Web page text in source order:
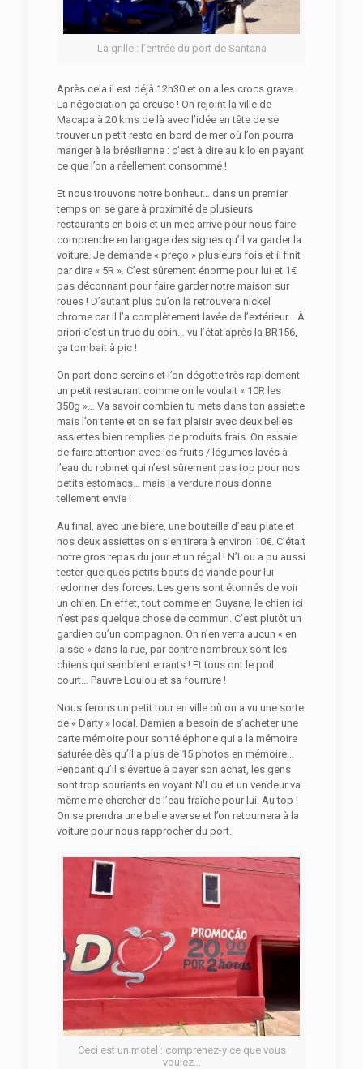
La grille : l’entrée du port de Santana
Après cela il est déjà 12h30 et on a les crocs grave.
La négociation ça creuse ! On rejoint la ville de
Macapa à 20 kms de là avec l’idée en tête de se
trouver un petit resto en bord de mer où l’on pourra
manger à la brésilienne : c’est à dire au kilo en payant
ce que l’on a réellement consommé !
Et nous trouvons notre bonheur… dans un premier
temps on se gare à proximité de plusieurs
restaurants en bois et un mec arrive pour nous faire
comprendre en langage des signes qu’il va garder la
voiture. Je demande « preço » plusieurs fois et il finit
par dire « 5R ». C’est sûrement énorme pour lui et 1€
pas déconnant pour faire garder notre maison sur
roues ! D’autant plus qu’on la retrouvera nickel
chrome car il l’a complètement lavée de l’extérieur… À
priori c’est un truc du coin… vu l’état après la BR156,
ça tombait à pic !
On part donc sereins et l’on dégotte très rapidement
un petit restaurant comme on le voulait « 10R les
350g »… Va savoir combien tu mets dans ton assiette
mais l’on tente et on se fait plaisir avec deux belles
assiettes bien remplies de produits frais. On essaie
de faire attention avec les fruits / légumes lavés à
l’eau du robinet qui n’est sûrement pas top pour nos
petits estomacs… mais la verdure nous donne
tellement envie !
Au final, avec une bière, une bouteille d’eau plate et
nos deux assiettes on s’en tirera à environ 10€. C’était
notre gros repas du jour et un régal ! N’Lou a pu aussi
tester quelques petits bouts de viande pour lui
redonner des forces. Les gens sont étonnés de voir
un chien. En effet, tout comme en Guyane, le chien ici
n’est pas quelque chose de commun. C’est plutôt un
gardien qu’un compagnon. On n’en verra aucun « en
laisse » dans la rue, par contre nombreux sont les
chiens qui semblent errants ! Et tous ont le poil
court… Pauvre Loulou et sa fourrure !
Nous ferons un petit tour en ville où on a vu une sorte
de « Darty » local. Damien a besoin de s’acheter une
carte mémoire pour son téléphone qui a la mémoire
saturée dès qu’il a plus de 15 photos en mémoire…
Pendant qu’il s’évertue à payer son achat, les gens
sont trop souriants en voyant N’Lou et un vendeur va
même me chercher de l’eau fraîche pour lui. Au top !
On se prendra une belle averse et l’on retournera à la
voiture pour nous rapprocher du port.
Ceci est un motel : comprenez-y ce que vous
voulez…